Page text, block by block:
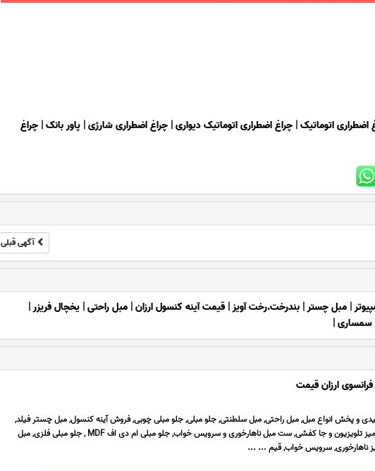
اضطراری اتوماتیک|چراغ اضطراری اتوماتیک دیواری|چراغ اضطراری شارژی|پاور بانک|چراغ
آگهی قبلی
|مبل چستر|بندرخت.رخت آویز|قیمت آینه کنسول ارزان|مبل راحتی|یخچال فریزر|
سمساری|
ارزان قیمت
و پخش انواع مبل, مبل راحتی, مبل سلطنتی, جلو مبلی, جلو مبلی چوبی, فروش آینه کنسول, مبل چستر فیلد,
ست آینه کنسول، میز تلویزیون و جا کفشی, ست مبل ناهارخوری و سرویس خواب, جلو مبلی ام دی اف MDF , جلو مبلی فلزی, مبل
ناهارخوری, سرویس خواب, قیم ... ...